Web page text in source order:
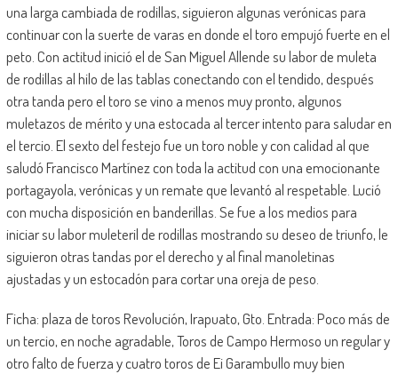
una larga cambiada de rodillas, siguieron algunas verónicas para
continuar con la suerte de varas en donde el toro empujó fuerte en el
peto. Con actitud inició el de San Miguel Allende su labor de muleta
de rodillas al hilo de las tablas conectando con el tendido, después
otra tanda pero el toro se vino a menos muy pronto, algunos
muletazos de mérito y una estocada al tercer intento para saludar en
el tercio. El sexto del festejo fue un toro noble y con calidad al que
saludó Francisco Martínez con toda la actitud con una emocionante
portagayola, verónicas y un remate que levantó al respetable. Lució
con mucha disposición en banderillas. Se fue a los medios para
iniciar su labor muleteril de rodillas mostrando su deseo de triunfo, le
siguieron otras tandas por el derecho y al final manoletinas
ajustadas y un estocadón para cortar una oreja de peso.
Ficha: plaza de toros Revolución, Irapuato, Gto. Entrada: Poco más de
un tercio, en noche agradable, Toros de Campo Hermoso un regular y
otro falto de fuerza y cuatro toros de Ei Garambullo muy bien